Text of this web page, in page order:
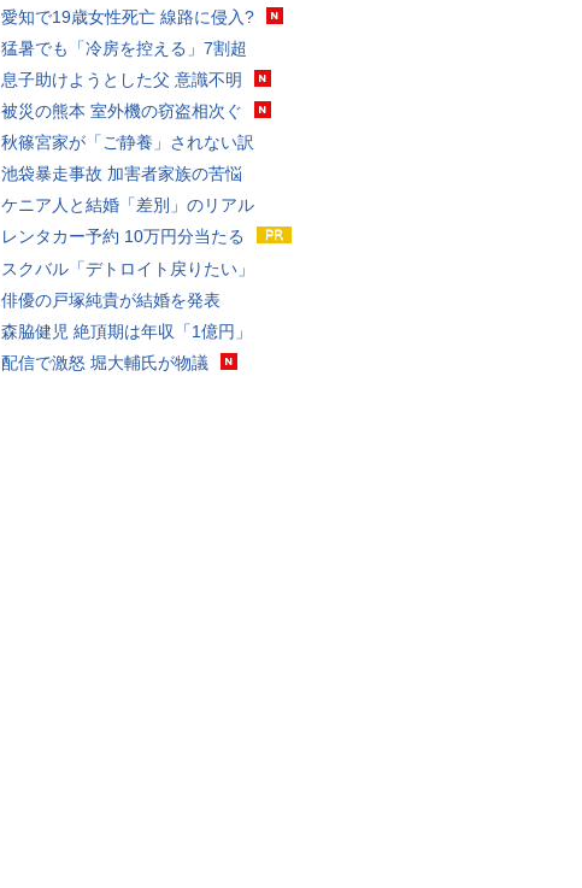
愛知で19歳女性死亡 線路に侵入?
猛暑でも「冷房を控える」7割超
息子助けようとした父 意識不明
被災の熊本 室外機の窃盗相次ぐ
秋篠宮家が「ご静養」されない訳
池袋暴走事故 加害者家族の苦悩
ケニア人と結婚「差別」のリアル
レンタカー予約 10万円分当たる
スクバル「デトロイト戻りたい」
俳優の戸塚純貴が結婚を発表
森脇健児 絶頂期は年収「1億円」
配信で激怒 堀大輔氏が物議